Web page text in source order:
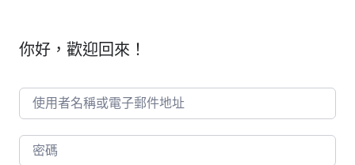
你好，歡迎回來！